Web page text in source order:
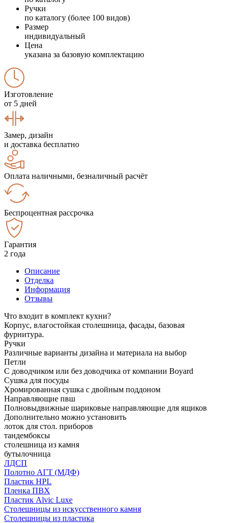
Ручки
по каталогу (более 100 видов)
Размер
индивидуальный
Цена
указана за базовую комплектацию
Изготовление
от 5 дней
Замер, дизайн
и доставка бесплатно
Оплата наличными, безналичный расчёт
Беспроцентная рассрочка
Гарантия
2 года
Описание
Отделка
Информация
Отзывы
Что входит в комплект кухни?
Корпус, влагостойкая столешница, фасады, базовая
фурнитура.
Ручки
Различные варианты дизайна и материала на выбор
Петли
С доводчиком или без доводчика от компании Boyard
Сушка для посуды
Хромированная сушка с двойным поддоном
Направляющие пвш
Полновыдвижные шариковые направляющие для ящиков
Дополнительно можно установить
лоток для стол. приборов
тандембоксы
столешница из камня
бутылочница
ЛДСП
Полотно АГТ (МДФ)
Пластик HPL
Пленка ПВХ
Пластик Alvic Luxe
Столешницы из искусственного камня
Столешницы из пластика